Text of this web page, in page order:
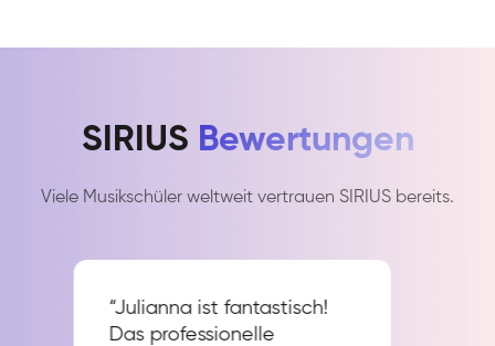
SIRIUS Bewertungen
Viele Musikschüler weltweit vertrauen SIRIUS bereits.
“Julianna ist fantastisch!
Das professionelle